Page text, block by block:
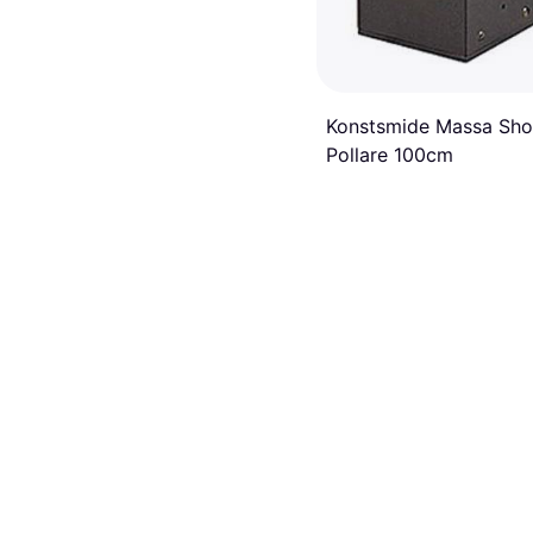
Konstsmide Massa
Pollare 100cm